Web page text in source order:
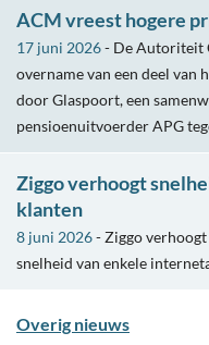
ACM vreest hogere
17 juni 2026- De Autoriteit
overname van een deel van
door Glaspoort, een
pensioenuitvoerder APG
Ziggo verhoogt
klanten
8 juni 2026- Ziggo
snelheid van enkele
Overig nieuws